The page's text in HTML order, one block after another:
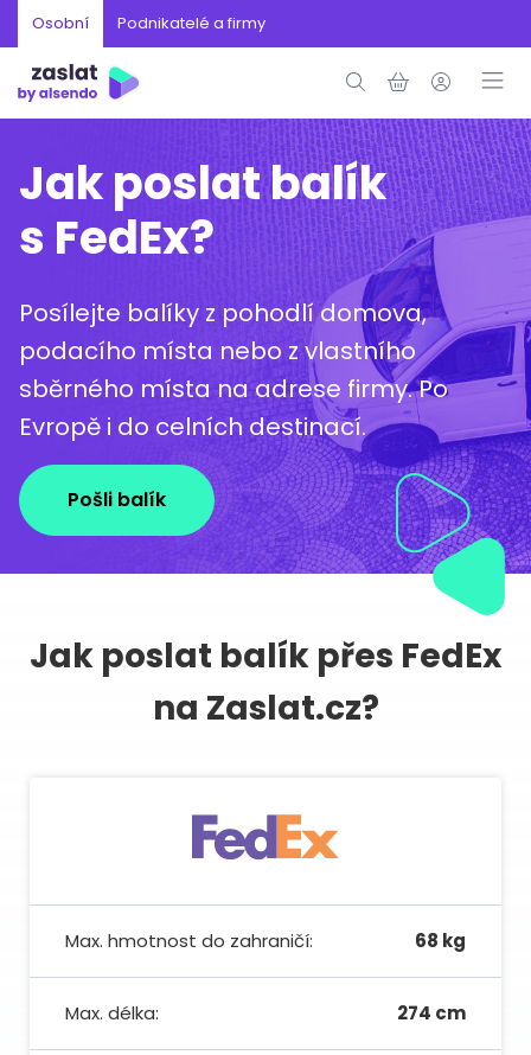
Osobní Podnikatelé a firmy
Jak poslat balík
s FedEx?
Posílejte balíky z pohodlí domova,
podacího místa nebo z vlastního
sběrného místa na adrese firmy. Po
Evropě i do celních destinací.
Pošli balík
Jak poslat balík přes FedEx
na Zaslat.cz?
Max. hmotnost do zahraničí: 68 kg
Max. délka: 274 cm